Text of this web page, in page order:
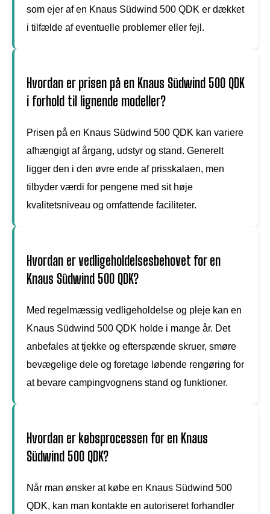
som ejer af en Knaus Südwind 500 QDK er dækket
i tilfælde af eventuelle problemer eller fejl.
Hvordan er prisen på en Knaus Südwind 500 QDK
i forhold til lignende modeller?
Prisen på en Knaus Südwind 500 QDK kan variere
afhængigt af årgang, udstyr og stand. Generelt
ligger den i den øvre ende af prisskalaen, men
tilbyder værdi for pengene med sit høje
kvalitetsniveau og omfattende faciliteter.
Hvordan er vedligeholdelsesbehovet for en
Knaus Südwind 500 QDK?
Med regelmæssig vedligeholdelse og pleje kan en
Knaus Südwind 500 QDK holde i mange år. Det
anbefales at tjekke og efterspænde skruer, smøre
bevægelige dele og foretage løbende rengøring for
at bevare campingvognens stand og funktioner.
Hvordan er købsprocessen for en Knaus
Südwind 500 QDK?
Når man ønsker at købe en Knaus Südwind 500
QDK, kan man kontakte en autoriseret forhandler